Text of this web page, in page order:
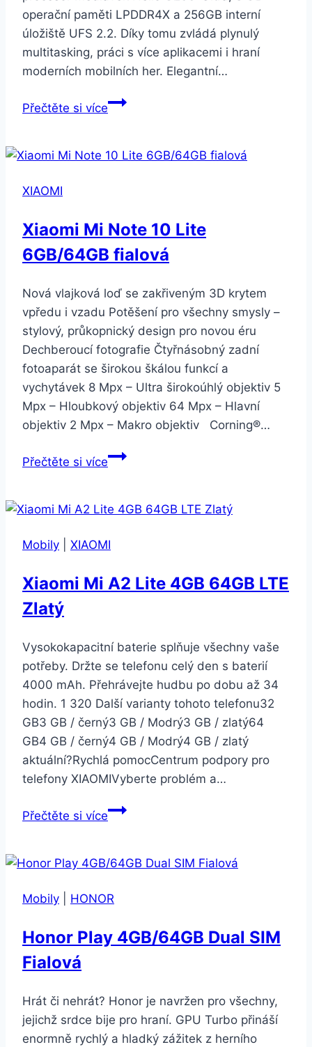
operační paměti LPDDR4X a 256GB interní
úložiště UFS 2.2. Díky tomu zvládá plynulý
multitasking, práci s více aplikacemi i hraní
moderních mobilních her. Elegantní…
Přečtěte si víceXiaomi
15
Glacier
Blue
XIAOMI
Xiaomi Mi Note 10 Lite
6GB/64GB fialová
Nová vlajková loď se zakřiveným 3D krytem
vpředu i vzadu Potěšení pro všechny smysly –
stylový, průkopnický design pro novou éru
Dechberoucí fotografie Čtyřnásobný zadní
fotoaparát se širokou škálou funkcí a
vychytávek 8 Mpx – Ultra širokoúhlý objektiv 5
Mpx – Hloubkový objektiv 64 Mpx – Hlavní
objektiv 2 Mpx – Makro objektiv Corning®…
Přečtěte si víceXiaomi
10
6GB/64GB
Mobily XIAOMI
Xiaomi Mi A2 Lite 4GB 64GB LTE
Zlatý
Vysokokapacitní baterie splňuje všechny vaše
potřeby. Držte se telefonu celý den s baterií
4000 mAh. Přehrávejte hudbu po dobu až 34
hodin. 1 320 Další varianty tohoto telefonu32
GB3 GB / černý3 GB / Modrý3 GB / zlatý64
GB4 GB / černý4 GB / Modrý4 GB / zlatý
aktuální?Rychlá pomocCentrum podpory pro
telefony XIAOMIVyberte problém a…
Přečtěte si víceXiaomi
Lite
64GB
Zlatý
Mobily HONOR
Honor Play 4GB/64GB Dual SIM
Fialová
Hrát či nehrát? Honor je navržen pro všechny,
jejichž srdce bije pro hraní. GPU Turbo přináší
enormně rychlý a hladký zážitek z herního